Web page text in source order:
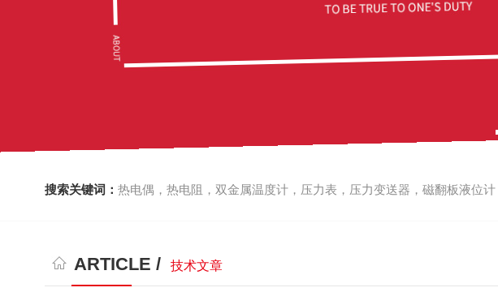
搜索关键词： 热电偶，热电阻，双金属温度计，压力表，压力变送器，磁翻板液位计
ARTICLE / 技术文章